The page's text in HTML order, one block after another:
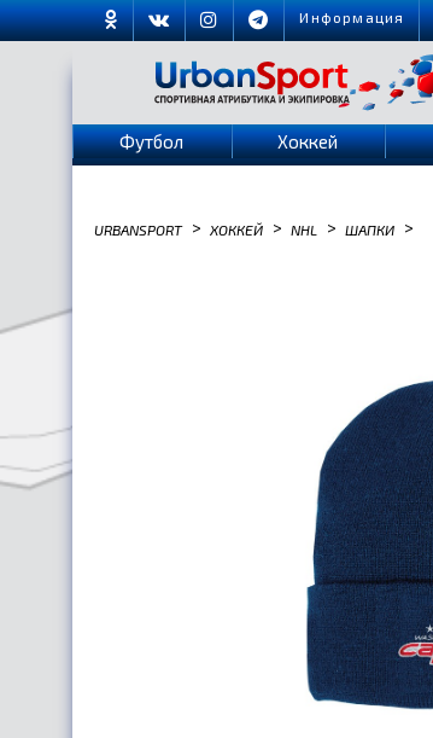
Информация
Футбол Хоккей
URBANSPORT > ХОККЕЙ > NHL > ШАПКИ >